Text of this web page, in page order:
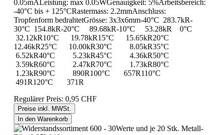
0.05mALeistung: max 0.05WGenauigkeit: 5%Arbeitsbereich:
-40°C bis + 125°CRastermass: 2.2mmAnschluss:
Tropfenform bedrahtetGrösse: 3x3x6mm-40°C 283.7kR-
30°C 154.8kR-20°C 89.68kR-10°C 53.28kR 0°C
32.12kR10°C 19.78kR15°C 15.65kR20°C
12.46kR25°C 10.00kR30°C 8.05kR35°C
6.52kR40°C 5.23kR45°C 4.36kR50°C
3.59kR60°C 2.47kR70°C 1.73kR80°C
1.23kR90°C 890R100°C 657R110°C
491R120°C 371R
Regulärer Preis: 0,95 CHF
Preise inkl. MWSt.
In den Warenkorb